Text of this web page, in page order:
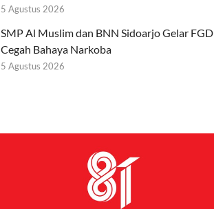
5 Agustus 2026
SMP Al Muslim dan BNN Sidoarjo Gelar FGD
Cegah Bahaya Narkoba
5 Agustus 2026